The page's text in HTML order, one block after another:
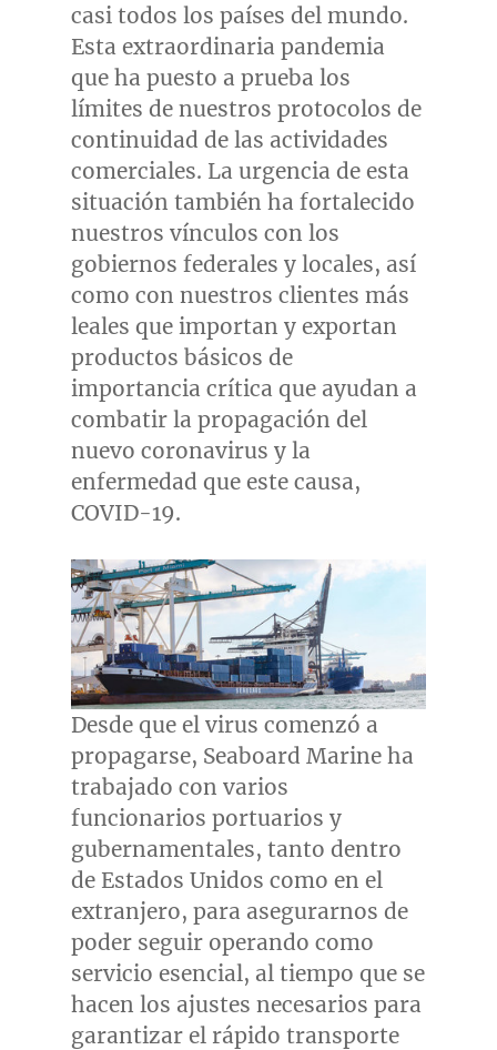
casi todos los países del mundo.
Esta extraordinaria pandemia
que ha puesto a prueba los
límites de nuestros protocolos de
continuidad de las actividades
comerciales. La urgencia de esta
situación también ha fortalecido
nuestros vínculos con los
gobiernos federales y locales, así
como con nuestros clientes más
leales que importan y exportan
productos básicos de
importancia crítica que ayudan a
combatir la propagación del
nuevo coronavirus y la
enfermedad que este causa,
COVID-19.
Desde que el virus comenzó a
propagarse, Seaboard Marine ha
trabajado con varios
funcionarios portuarios y
gubernamentales, tanto dentro
de Estados Unidos como en el
extranjero, para asegurarnos de
poder seguir operando como
servicio esencial, al tiempo que se
hacen los ajustes necesarios para
garantizar el rápido transporte